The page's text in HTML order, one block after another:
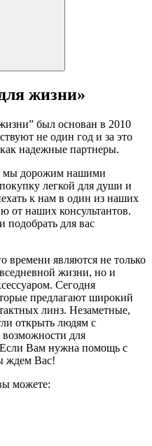
жизни»
был основан в 2010
не один год и за это
надежные партнеры.
мы дорожим нашими
легкой для души и
к нам в один из наших
от наших консультантов.
для вас
времени являются не только
жизни, но и
Сегодня
предлагают широкий
линз. Незаметные,
открыть людям с
возможности для
Вам нужна помощь с
ждем Вас!
можете: